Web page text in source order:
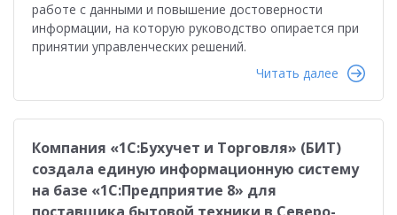
работе с данными и повышение достоверности
информации, на которую руководство опирается при
принятии управленческих решений.
Читать далее
Компания «1С:Бухучет и Торговля» (БИТ)
создала единую информационную систему
на базе «1С:Предприятие 8» для